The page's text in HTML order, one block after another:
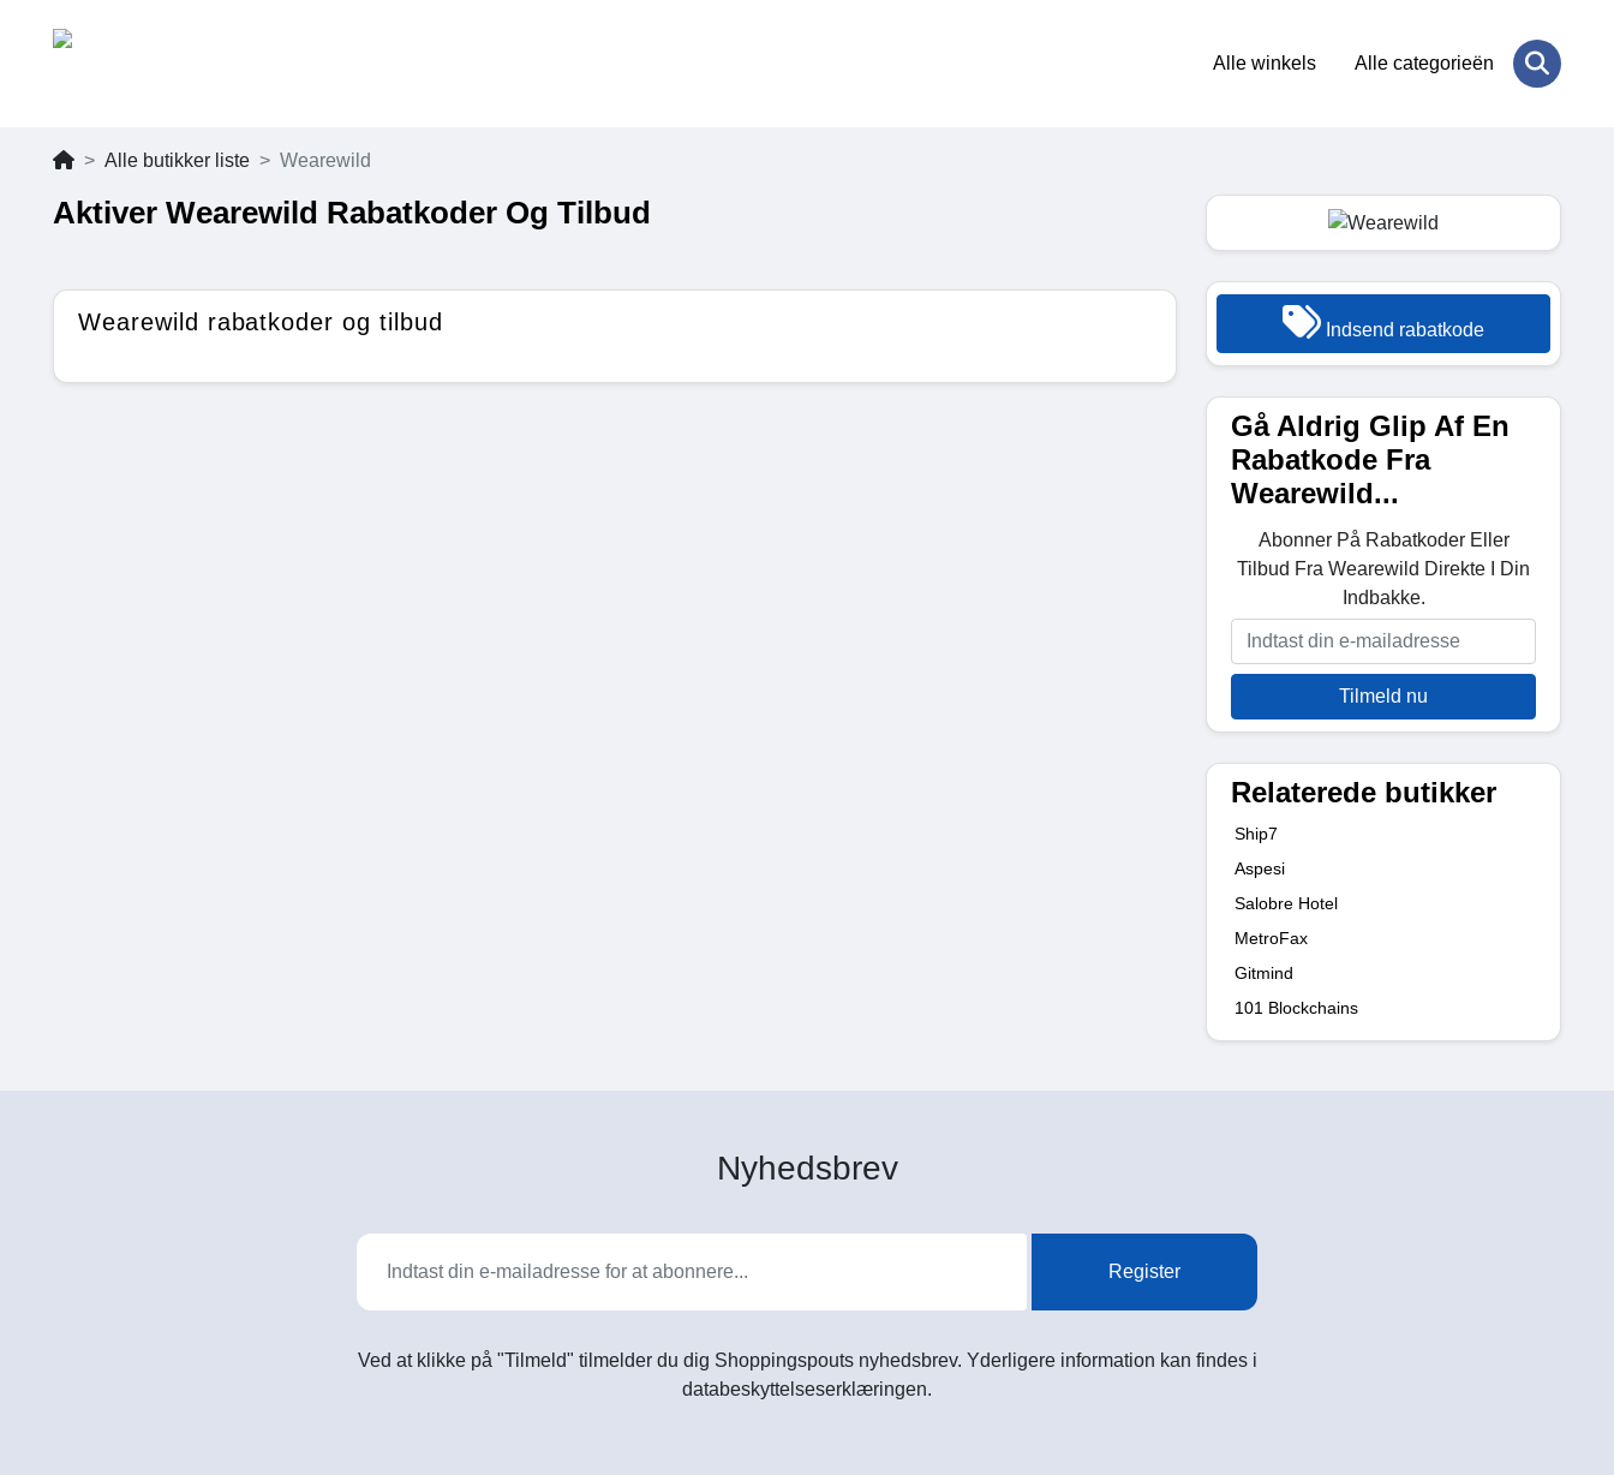
Alle winkels Alle categorieën
Alle butikker liste Wearewild
Aktiver Wearewild Rabatkoder Og Tilbud
Wearewild rabatkoder og tilbud Indsend rabatkode
Gå Aldrig Glip Af En
Rabatkode Fra
Wearewild...
Abonner På Rabatkoder Eller
Tilbud Fra Wearewild Direkte I Din
Indbakke.
Tilmeld nu
Relaterede butikker
Ship7
Aspesi
Salobre Hotel
MetroFax
Gitmind
101 Blockchains
Nyhedsbrev
Register
Ved at klikke på "Tilmeld" tilmelder du dig Shoppingspouts nyhedsbrev. Yderligere information kan findes i
databeskyttelseserklæringen.